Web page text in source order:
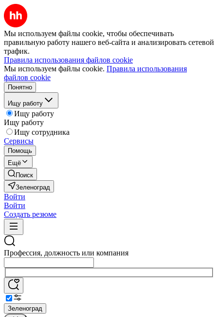
Мы используем файлы cookie, чтобы обеспечивать
правильную работу нашего веб-сайта и анализировать сетевой
трафик.
Правила использования файлов cookie
Мы используем файлы cookie. Правила использования
файлов cookie
Понятно
Ищу работу
Ищу работу
Ищу работу
Ищу сотрудника
Сервисы
Помощь
Ещё
Поиск
Зеленоград
Войти
Войти
Создать резюме
Профессия, должность или компания
Зеленоград